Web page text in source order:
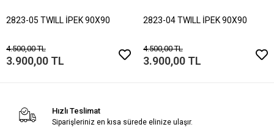
2823-05 TWILL İPEK 90X90
4.500,00 TL
3.900,00 TL
2823-04 TWILL İPEK 90X90
4.500,00 TL
3.900,00 TL
Hızlı Teslimat
Siparişleriniz en kısa sürede elinize ulaşır.